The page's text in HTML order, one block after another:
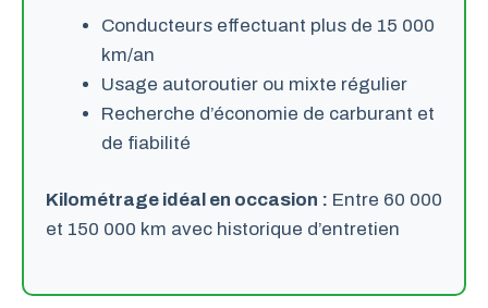
Conducteurs effectuant plus de 15 000
km/an
Usage autoroutier ou mixte régulier
Recherche d’économie de carburant et
de fiabilité
Kilométrage idéal en occasion : Entre 60 000
et 150 000 km avec historique d’entretien